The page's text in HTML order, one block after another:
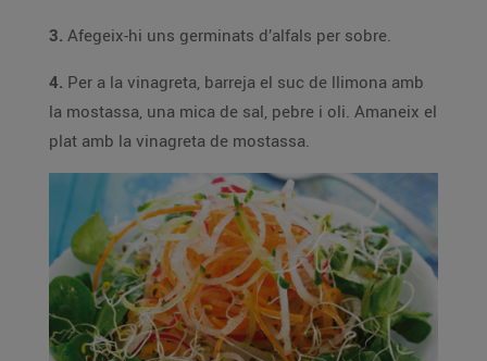
3. Afegeix-hi uns germinats d’alfals per sobre.
4. Per a la vinagreta, barreja el suc de llimona amb
la mostassa, una mica de sal, pebre i oli. Amaneix el
plat amb la vinagreta de mostassa.